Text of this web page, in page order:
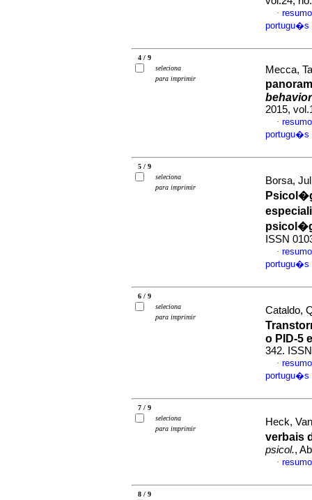
·
portugu�s
4 / 9
seleciona
para imprimir
Mecca,
2015,
·
portugu�s
5 / 9
seleciona
para imprimir
Borsa,
ISSN
·
portugu�s
6 / 9
seleciona
para imprimir
Cataldo,
o PID-5
342.
·
portugu�s
7 / 9
seleciona
para imprimir
Heck,
verbais
psicol.,
·
8 / 9